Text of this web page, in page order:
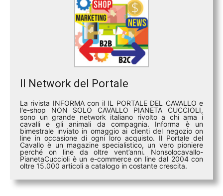
Il Network del Portale
La rivista INFORMA con il IL PORTALE DEL CAVALLO e
l'e-shop NON SOLO CAVALLO PIANETA CUCCIOLI,
sono un grande network italiano rivolto a chi ama i
cavalli e gli animali da compagnia. Informa è un
bimestrale inviato in omaggio ai clienti del negozio on
line in occasione di ogni loro acquisto. Il Portale del
Cavallo è un magazine specialistico, un vero pioniere
perché on line da oltre vent’anni. Nonsolocavallo-
PianetaCuccioli è un e-commerce on line dal 2004 con
oltre 15.000 articoli a catalogo in costante crescita.